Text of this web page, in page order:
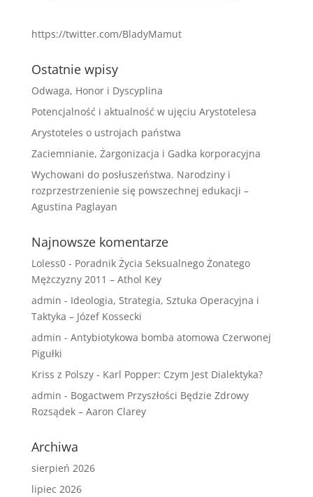
https://twitter.com/BladyMamut
Ostatnie wpisy
Odwaga, Honor i Dyscyplina
Potencjalność i aktualność w ujęciu Arystotelesa
Arystoteles o ustrojach państwa
Zaciemnianie, Żargonizacja i Gadka korporacyjna
Wychowani do posłuszeństwa. Narodziny i
rozprzestrzenienie się powszechnej edukacji –
Agustina Paglayan
Najnowsze komentarze
Loless0- Poradnik Życia Seksualnego Żonatego
Mężczyzny 2011 – Athol Key
admin - Ideologia, Strategia, Sztuka Operacyjna i
Taktyka – Józef Kossecki
admin - Antybiotykowa bomba atomowa Czerwonej
Pigułki
Kriss z Polszy- Karl Popper: Czym Jest Dialektyka?
admin - Bogactwem Przyszłości Będzie Zdrowy
Rozsądek – Aaron Clarey
Archiwa
sierpień 2026
lipiec 2026